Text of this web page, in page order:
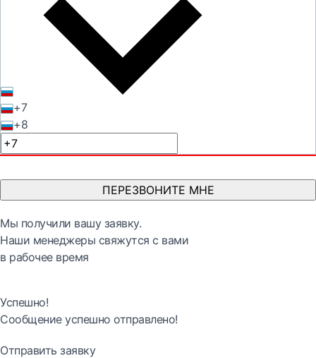
+7
+8
ПЕРЕЗВОНИТЕ МНЕ
Мы получили вашу заявку.
Наши менеджеры свяжутся с вами
в рабочее время
Успешно!
Сообщение успешно отправлено!
Отправить заявку